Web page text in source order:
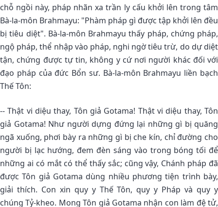
chỗ ngồi này, pháp nhãn xa trần ly cấu khởi lên trong tâm
Bà-la-môn Brahmayu: "Phàm pháp gì được tập khởi lên đều
bị tiêu diệt". Bà-la-môn Brahmayu thấy pháp, chứng pháp,
ngộ pháp, thể nhập vào pháp, nghi ngờ tiêu trừ, do dự diệt
tận, chứng được tự tin, không y cứ nơi người khác đối với
đạo pháp của đức Bổn sư. Bà-la-môn Brahmayu liền bạch
Thế Tôn:
-- Thật vi diệu thay, Tôn giả Gotama! Thật vi diệu thay, Tôn
giả Gotama! Như người dựng đứng lại những gì bị quăng
ngã xuống, phơi bày ra những gì bị che kín, chỉ đường cho
người bị lạc hướng, đem đèn sáng vào trong bóng tối để
những ai có mắt có thể thấy sắc; cũng vậy, Chánh pháp đã
được Tôn giả Gotama dùng nhiều phương tiện trình bày,
giải thích. Con xin quy y Thế Tôn, quy y Pháp và quy y
chúng Tỷ-kheo. Mong Tôn giả Gotama nhận con làm đệ tử,